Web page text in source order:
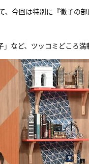
今回は特別に『徹子の
など、ツッコミどころ満